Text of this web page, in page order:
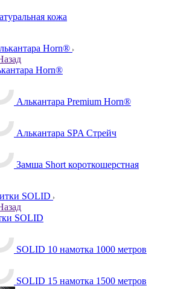
кожа
Horn®
Horn®
Алькантара Premium Horn®
Алькантара SPA Стрейч
Замша Short короткошерстная
SOLID
SOLID
SOLID 10 намотка 1000 метров
SOLID 15 намотка 1500 метров